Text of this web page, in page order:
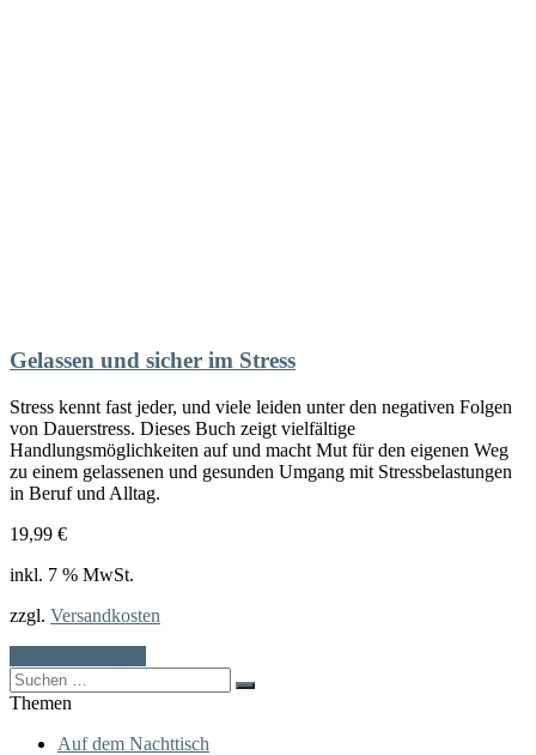
Gelassen und sicher im Stress
Stress kennt fast jeder, und viele leiden unter den negativen Folgen
von Dauerstress. Dieses Buch zeigt vielfältige
Handlungsmöglichkeiten auf und macht Mut für den eigenen Weg
zu einem gelassenen und gesunden Umgang mit Stressbelastungen
in Beruf und Alltag.
19,99 €
inkl. 7 % MwSt.
zzgl. Versandkosten
Search
for:
Themen
Auf dem Nachttisch